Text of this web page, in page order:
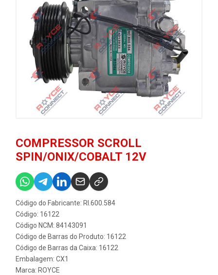
COMPRESSOR SCROLL
SPIN/ONIX/COBALT 12V
Código do Fabricante: RI.600.584
Código: 16122
Código NCM: 84143091
Código de Barras do Produto: 16122
Código de Barras da Caixa: 16122
Embalagem: CX1
Marca: ROYCE